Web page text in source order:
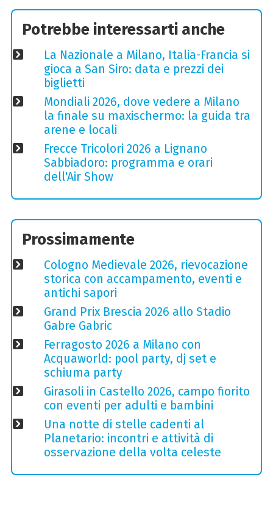
Potrebbe interessarti anche
La Nazionale a Milano, Italia-Francia si
gioca a San Siro: data e prezzi dei
biglietti
Mondiali 2026, dove vedere a Milano
la finale su maxischermo: la guida tra
arene e locali
Frecce Tricolori 2026 a Lignano
Sabbiadoro: programma e orari
dell'Air Show
Prossimamente
Cologno Medievale 2026, rievocazione
storica con accampamento, eventi e
antichi sapori
Grand Prix Brescia 2026 allo Stadio
Gabre Gabric
Ferragosto 2026 a Milano con
Acquaworld: pool party, dj set e
schiuma party
Girasoli in Castello 2026, campo fiorito
con eventi per adulti e bambini
Una notte di stelle cadenti al
Planetario: incontri e attività di
osservazione della volta celeste